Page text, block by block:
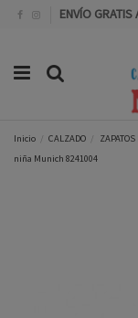
ENVÍO GRATIS
Inicio CALZADO
niña Munich 8241004